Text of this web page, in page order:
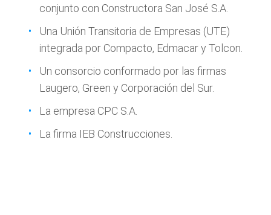
conjunto con Constructora San José S.A.
Una Unión Transitoria de Empresas (UTE)
integrada por Compacto, Edmacar y Tolcon.
Un consorcio conformado por las firmas
Laugero, Green y Corporación del Sur.
La empresa CPC S.A.
La firma IEB Construcciones.